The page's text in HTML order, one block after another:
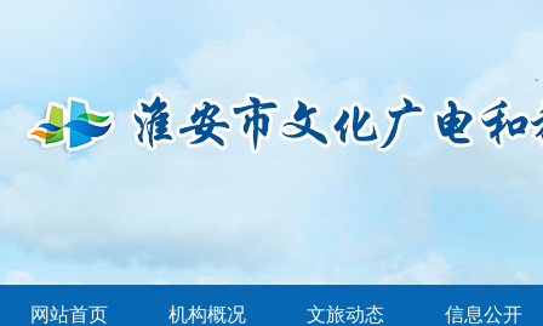
网站首页 机构概况 文旅动态 信息公开